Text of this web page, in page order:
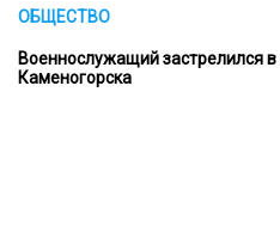
ОБЩЕСТВО
Военнослужащий застрелился в
Каменогорска